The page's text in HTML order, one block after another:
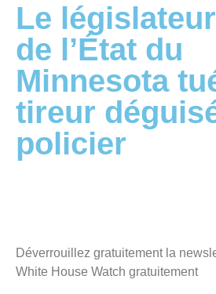
Le
de l’État du
Minnesota
tireur
policier
Déverrouillez gratuitement la
White House Watch gratuitement